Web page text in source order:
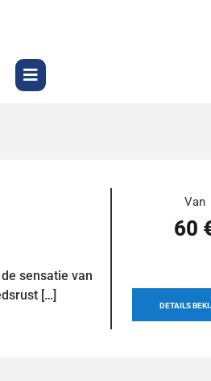
sensatie van
[…]
Van
60
DETAILS